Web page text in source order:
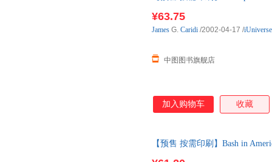
¥63.75
中图图书旗舰店
James G. Caridi /2002-04-17 /iUniverse
加入购物车 收藏
【预售 按需印刷】Bash in